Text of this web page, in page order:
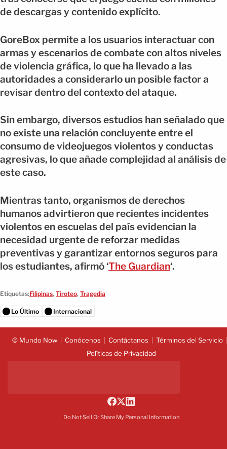
de descargas y contenido explícito.
GoreBox permite a los usuarios interactuar con
armas y escenarios de combate con altos niveles
de violencia gráfica, lo que ha llevado a las
autoridades a considerarlo un posible factor a
revisar dentro del contexto del ataque.
Sin embargo, diversos estudios han señalado que
no existe una relación concluyente entre el
consumo de videojuegos violentos y conductas
agresivas, lo que añade complejidad al análisis de
este caso.
Mientras tanto, organismos de derechos
humanos advirtieron que recientes incidentes
violentos en escuelas del país evidencian la
necesidad urgente de reforzar medidas
preventivas y garantizar entornos seguros para
los estudiantes, afirmó ‘The Guardian‘.
Etiquetas:Filipinas, Tiroteo, Tragedia
Lo Último Internacional
© Mundo Now Conócenos Contáctanos
Términos del Servicio
Políticas de Privacidad
Do Not Sell Or Share My Personal Information